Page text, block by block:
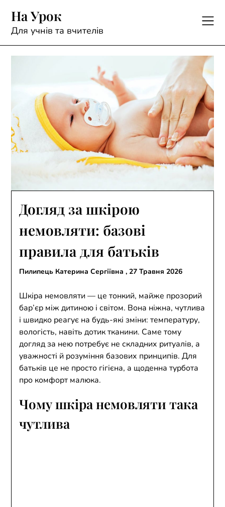
content
На Урок
Для учнів та вчителів
Догляд за шкірою
немовляти: базові
правила для батьків
Пилипець Катерина Сергіївна ,27 Травня 2026
Шкіра немовляти — це тонкий, майже прозорий
бар’єр між дитиною і світом. Вона ніжна, чутлива
і швидко реагує на будь-які зміни: температуру,
вологість, навіть дотик тканини. Саме тому
догляд за нею потребує не складних ритуалів, а
уважності й розуміння базових принципів. Для
батьків це не просто гігієна, а щоденна турбота
про комфорт малюка.
Чому шкіра немовляти така
чутлива